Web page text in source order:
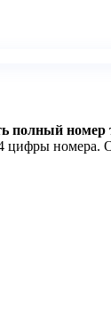
полный номер
цифры номера.